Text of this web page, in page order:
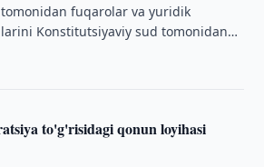
fuqarolar va yuridik
Konstitutsiyaviy sud tomonidan
ko‘rib …
to'g'risidagi qonun loyihasi